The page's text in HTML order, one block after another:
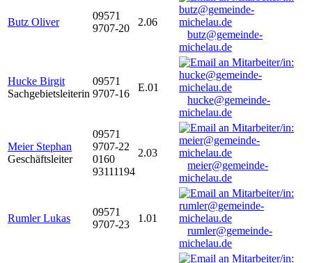
Butz Oliver
09571
9707-20
2.06
butz@gemeinde-
michelau.de
Hucke Birgit
Sachgebietsleiterin
09571
9707-16
E.01
hucke@gemeinde-
michelau.de
Meier Stephan
Geschäftsleiter
09571
9707-22
0160
93111194
2.03
meier@gemeinde-
michelau.de
Rumler Lukas
09571
9707-23
1.01
rumler@gemeinde-
michelau.de